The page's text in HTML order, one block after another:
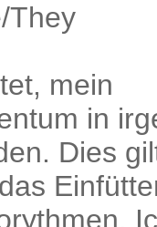
They
mein
in
Dies